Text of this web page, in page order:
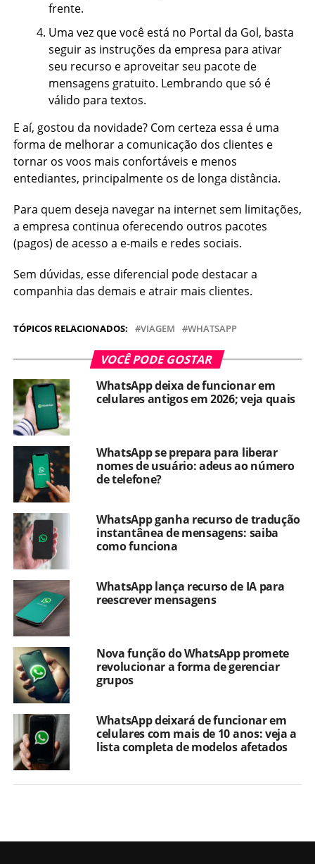
frente.
Uma vez que você está no Portal da Gol, basta
seguir as instruções da empresa para ativar
seu recurso e aproveitar seu pacote de
mensagens gratuito. Lembrando que só é
válido para textos.
E aí, gostou da novidade? Com certeza essa é uma
forma de melhorar a comunicação dos clientes e
tornar os voos mais confortáveis e menos
entediantes, principalmente os de longa distância.
Para quem deseja navegar na internet sem limitações,
a empresa continua oferecendo outros pacotes
(pagos) de acesso a e-mails e redes sociais.
Sem dúvidas, esse diferencial pode destacar a
companhia das demais e atrair mais clientes.
TÓPICOS RELACIONADOS: VIAGEM WHATSAPP
VOCÊ PODE GOSTAR
WhatsApp deixa de funcionar em
celulares antigos em 2026; veja quais
WhatsApp se prepara para liberar
nomes de usuário: adeus ao número
de telefone?
WhatsApp ganha recurso de tradução
instantânea de mensagens: saiba
como funciona
WhatsApp lança recurso de IA para
reescrever mensagens
Nova função do WhatsApp promete
revolucionar a forma de gerenciar
grupos
WhatsApp deixará de funcionar em
celulares com mais de 10 anos: veja a
lista completa de modelos afetados